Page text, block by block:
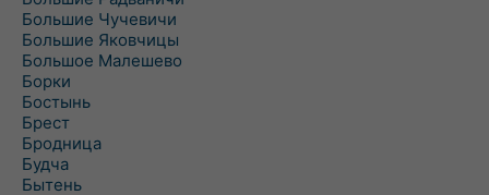
Большие Чучевичи
Большие Яковчицы
Большое Малешево
Борки
Бостынь
Брест
Бродница
Будча
Бытень